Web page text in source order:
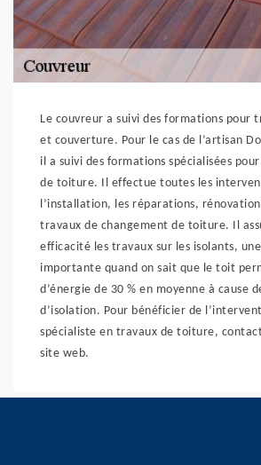
Le couvreur a suivi des formations pour
et couverture. Pour le cas de l’artisan
il a suivi des formations spécialisées
de toiture. Il effectue toutes les
l’installation, les réparations,
travaux de changement de toiture. Il
efficacité les travaux sur les isolants,
importante quand on sait que le toit
d’énergie de 30 % en moyenne à cause
d’isolation. Pour bénéficier de
spécialiste en travaux de toiture,
site web.